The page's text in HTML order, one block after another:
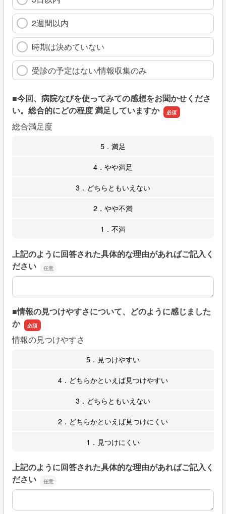
2週間以内
時期は決めていない
受診の予定はない/情報収集のみ
■今回、病院なびを使ってみての感想をお聞かせくださ
い。総合的にどの程度 満足していますか
総合満足度
5．満足
4．やや満足
3．どちらともいえない
2．やや不満
1．不満
上記のように回答された具体的な理由があればご記入く
ださい
上記のように回答された具体的な理由があればご記入くだ
■情報の見つけやすさについて、どのように感じました
か
情報の見つけやすさ
5．見つけやすい
4．どちらかといえば見つけやすい
3．どちらともいえない
2．どちらかといえば見つけにくい
1．見つけにくい
上記のように回答された具体的な理由があればご記入く
ださい
上記のように回答された具体的な理由があればご記入くだ